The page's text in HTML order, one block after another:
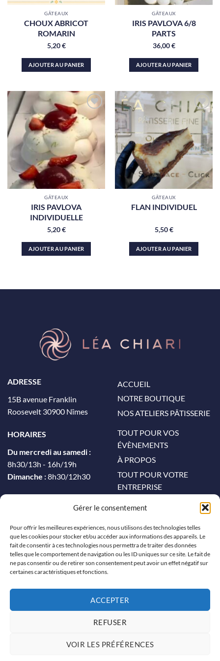
Gérer le consentement
Pour offrir les meilleures expériences, nous utilisons des technologies telles
que les cookies pour stocker et/ou accéder aux informations des appareils. Le
fait de consentir à ces technologies nous permettra de traiter des données
telles que le comportement de navigation ou les ID uniques sur ce site. Le fait de
ne pas consentir ou de retirer son consentement peut avoir un effet négatif sur
certaines caractéristiques et fonctions.
ACCEPTER
REFUSER
VOIR LES PRÉFÉRENCES
GÂTEAUX
CHOUX ABRICOT
ROMARIN
5,20€
AJOUTER AU PANIER
GÂTEAUX
IRIS PAVLOVA 6/8
PARTS
36,00€
AJOUTER AU PANIER
Ajouter
à la liste
de
souhaits
GÂTEAUX
IRIS PAVLOVA
INDIVIDUELLE
5,20€
AJOUTER AU PANIER
à la liste
souhaits
GÂTEAUX
FLAN INDIVIDUEL
5,50€
AJOUTER AU PANIER
ADRESSE
15B avenue Franklin
Roosevelt 30900 Nîmes
HORAIRES
Du mercredi au samedi :
8h30/13h - 16h/19h
Dimanche :8h30/12h30
ACCUEIL
NOTRE BOUTIQUE
NOS ATELIERS PÂTISSERIE
TOUT POUR VOS
ÉVÈNEMENTS
À PROPOS
TOUT POUR VOTRE
ENTREPRISE
CONTACT
04 66 64 56 53
contact@leachiari-patisserie.fr